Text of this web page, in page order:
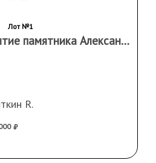
Лот №1
Рубль 1898 Открытие памятника Александру II «Дворик»
R.